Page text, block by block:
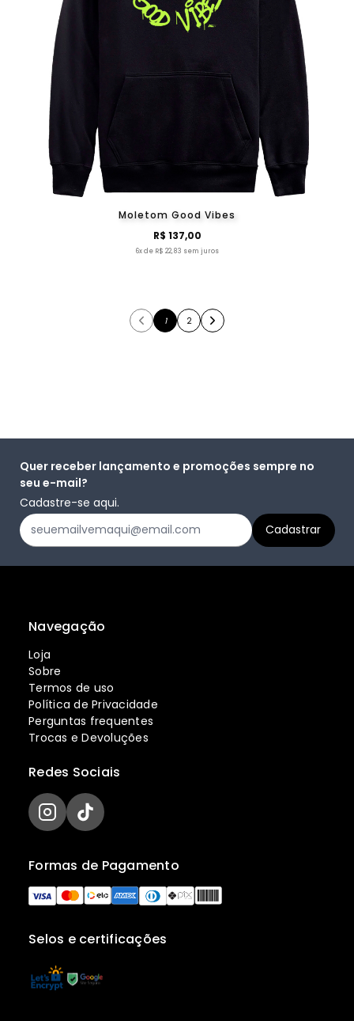
Moletom Good Vibes
R$ 137,00
6x de R$ 22,83 sem juros
1 2
Quer receber lançamento e promoções sempre no
seu e-mail?
Cadastre-se aqui.
Navegação
Loja
Sobre
Termos de uso
Política de Privacidade
Perguntas frequentes
Trocas e Devoluções
Selos e certificações
Formas de Pagamento
Redes Sociais